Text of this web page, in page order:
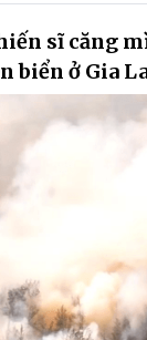
sĩ căng
biển ở Gia